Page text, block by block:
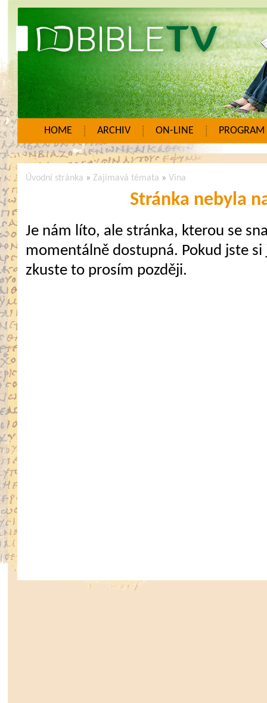
HOME ARCHIV ON-LINE PROGRAM
Úvodní stránka »Zajímavá témata » Vina
Stránka nebyla
Je nám líto, ale stránka, kterou se
momentálně dostupná. Pokud jste
zkuste to prosím později.